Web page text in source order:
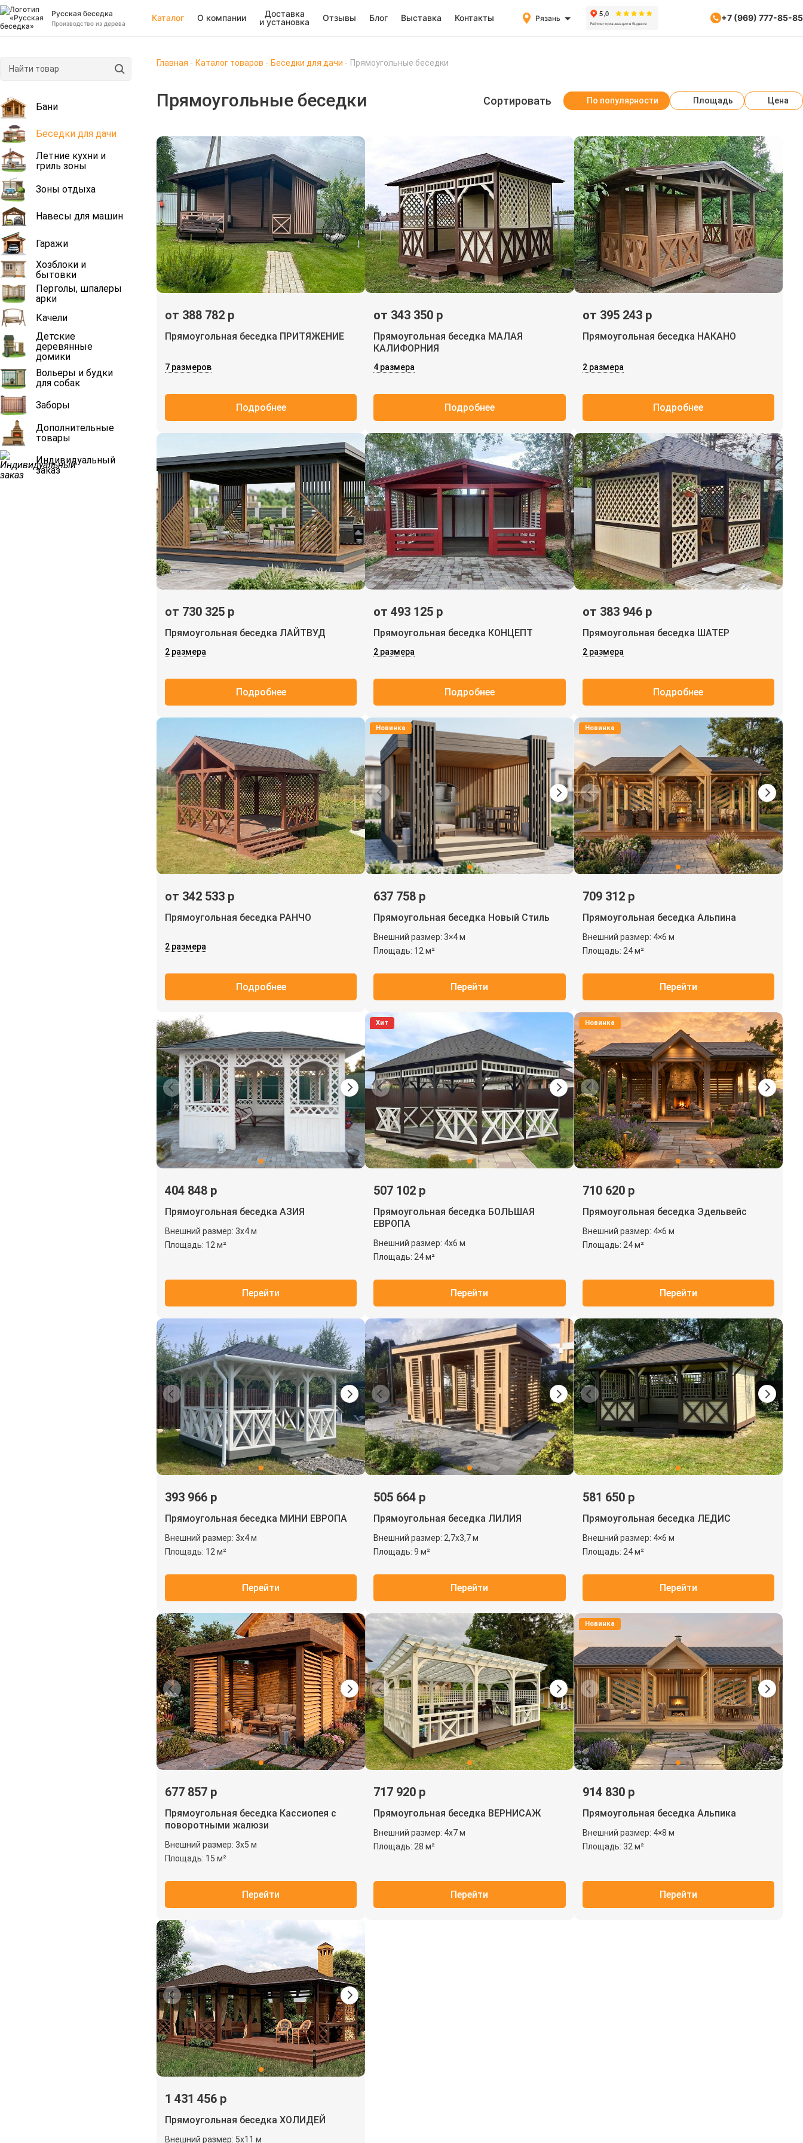
Русская беседка
Производство из дерева
Каталог О компании
Доставка
и установка
Отзывы Блог Выставка Контакты Рязань +7 (969) 777-85-85
Бани
Беседки для дачи
Летние кухни и
гриль зоны
Зоны отдыха
Навесы для машин
Гаражи
Хозблоки и
бытовки
Перголы, шпалеры
арки
Качели
Детские
деревянные
домики
Вольеры и будки
для собак
Заборы
Дополнительные
товары
Индивидуальный
заказ
Главная Каталог товаров Беседки для дачи Прямоугольные беседки
Прямоугольные беседки Сортировать По популярности Площадь Цена
от 388 782 р
Прямоугольная беседка ПРИТЯЖЕНИЕ
7 размеров
Подробнее
от 343 350 р
Прямоугольная беседка МАЛАЯ
КАЛИФОРНИЯ
4 размера
Подробнее
от 395 243 р
Прямоугольная беседка НАКАНО
2 размера
Подробнее
от 730 325 р
Прямоугольная беседка ЛАЙТВУД
2 размера
Подробнее
от 493 125 р
Прямоугольная беседка КОНЦЕПТ
2 размера
Подробнее
от 383 946 р
Прямоугольная беседка ШАТЕР
2 размера
Подробнее
от 342 533 р
Прямоугольная беседка РАНЧО
2 размера
Подробнее
Новинка
637 758 р
Прямоугольная беседка Новый Стиль
Внешний размер: 3×4 м
Площадь: 12 м²
Перейти
Новинка
709 312 р
Прямоугольная беседка Альпина
Внешний размер: 4×6 м
Площадь: 24 м²
Перейти
404 848 р
Прямоугольная беседка АЗИЯ
Внешний размер: 3х4 м
Площадь: 12 м²
Перейти
Хит
507 102 р
Прямоугольная беседка БОЛЬШАЯ
ЕВРОПА
Внешний размер: 4х6 м
Площадь: 24 м²
Перейти
Новинка
710 620 р
Прямоугольная беседка Эдельвейс
Внешний размер: 4×6 м
Площадь: 24 м²
Перейти
393 966 р
Прямоугольная беседка МИНИ ЕВРОПА
Внешний размер: 3х4 м
Площадь: 12 м²
Перейти
505 664 р
Прямоугольная беседка ЛИЛИЯ
Внешний размер: 2,7х3,7 м
Площадь: 9 м²
Перейти
581 650 р
Прямоугольная беседка ЛЕДИС
Внешний размер: 4×6 м
Площадь: 24 м²
Перейти
677 857 р
Прямоугольная беседка Кассиопея с
поворотными жалюзи
Внешний размер: 3х5 м
Площадь: 15 м²
Перейти
717 920 р
Прямоугольная беседка ВЕРНИСАЖ
Внешний размер: 4х7 м
Площадь: 28 м²
Перейти
Новинка
914 830 р
Прямоугольная беседка Альпика
Внешний размер: 4×8 м
Площадь: 32 м²
Перейти
1 431 456 р
Прямоугольная беседка ХОЛИДЕЙ
Внешний размер: 5х11 м